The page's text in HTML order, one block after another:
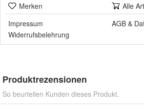
Merken
Alle
Impressum
AGB &
Widerrufsbelehrung
Produktrezensionen
So beurteilen Kunden dieses Produkt.